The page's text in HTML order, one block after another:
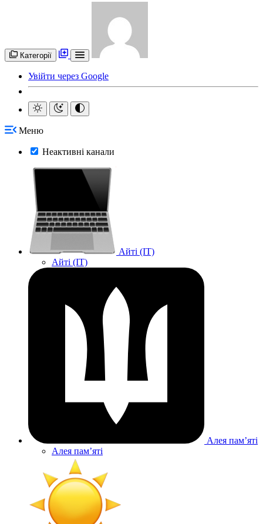
Категорії
Увійти через Google
Меню
Неактивні канали
Айті (IT)
Айті (IT)
Алея памʼяті
Алея памʼяті